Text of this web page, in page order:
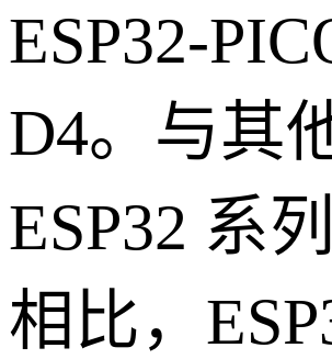
ESP32-
D4。与其
ESP32 系
相比，